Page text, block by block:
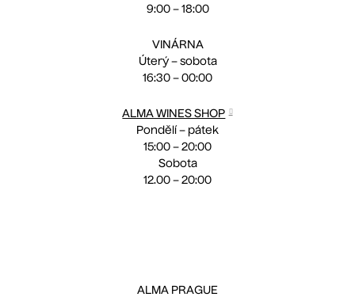
9:00 – 18:00
VINÁRNA
Úterý – sobota
16:30 – 00:00
ALMA WINES SHOP
Pondělí – pátek
15:00 – 20:00
Sobota
12.00 – 20:00
ALMA PRAGUE